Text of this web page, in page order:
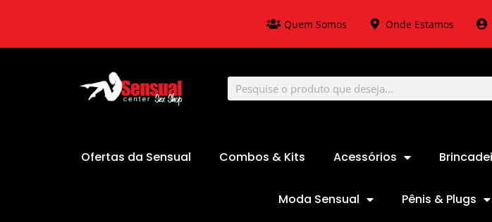
Quem Somos Onde Estamos
Ofertas da Sensual Combos & Kits Acessórios
Moda Sensual Pênis & Plugs